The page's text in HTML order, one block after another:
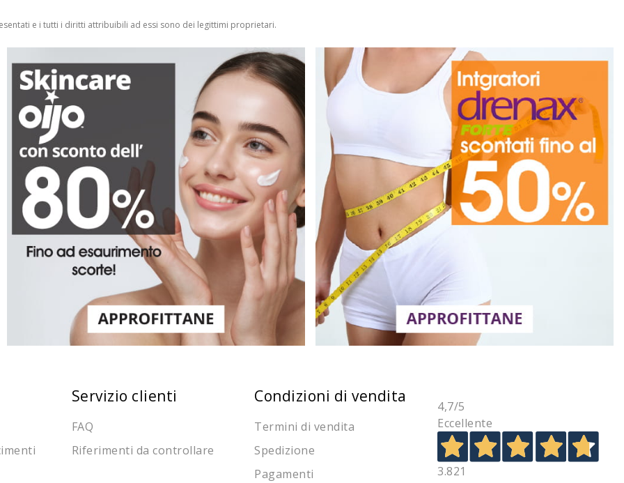
e i tutti i diritti attribuibili ad essi sono dei legittimi proprietari.
Servizio clienti
FAQ
Riferimenti da controllare
Condizioni di vendita
Termini di vendita
Spedizione
Pagamenti
4,7/5
Eccellente
3.821